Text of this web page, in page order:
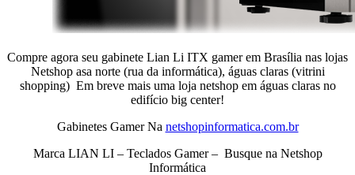
Compre agora seu gabinete Lian Li ITX gamer em Brasília nas lojas
Netshop asa norte (rua da informática), águas claras (vitrini
shopping) Em breve mais uma loja netshop em águas claras no
edifício big center!
Gabinetes Gamer Na netshopinformatica.com.br
Marca LIAN LI – Teclados Gamer – Busque na Netshop
Informática